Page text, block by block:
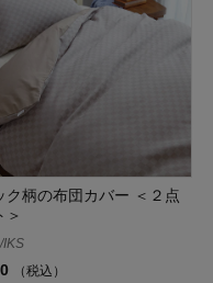
ク柄の布団カバー ＜２点
＞
IKS
（税込）